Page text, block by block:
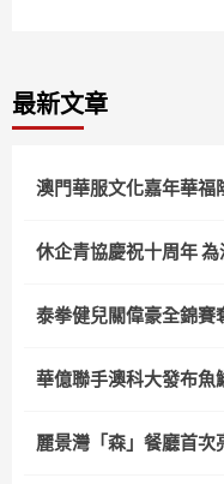
最新文章
澳門華服文化嘉年華福
休企青協慶祝十周年
泰拳健兒關偉豪全錦賽
華億聯手澳科大發布魚
麗景灣「森」餐廳首次